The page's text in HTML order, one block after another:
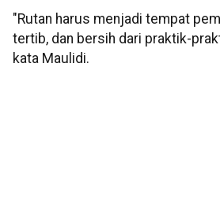
"Rutan harus menjadi tempat
tertib, dan bersih dari praktik-
kata Maulidi.